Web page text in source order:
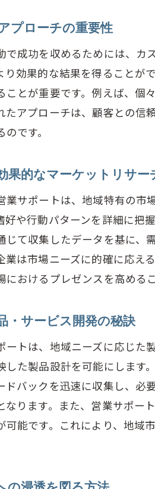
青梅市西分町での
営業サポートで顧
顧客体験を向上さ
プローチの重要性
で成功を収めるためには、
り効果的な結果を得ること
とが重要です。例えば、個
たアプローチは、顧客との
です。
果的なマーケットリサー
サポートは、地域特有の
や行動パターンを詳細に把
て収集したデータを基に
は市場ニーズに的確に応え
おけるプレゼンスを高める
・サービス開発の秘訣
トは、地域ニーズに応じた
た製品設計を可能にしま
ドバックを迅速に収集し、
ります。また、営業サポー
可能です。これにより、地